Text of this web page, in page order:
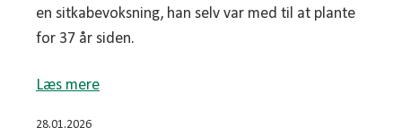
en sitkabevoksning, han selv var med til at plante
for 37 år siden.
Læs mere
28.01.2026